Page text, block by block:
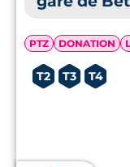
PTZ DONATION
T2 T3 T4